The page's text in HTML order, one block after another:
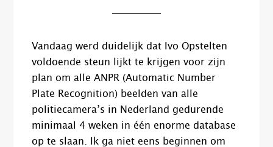
Vandaag werd duidelijk dat Ivo Opstelten
voldoende steun lijkt te krijgen voor zijn
plan om alle ANPR (Automatic Number
Plate Recognition) beelden van alle
politiecamera’s in Nederland gedurende
minimaal 4 weken in één enorme database
op te slaan. Ik ga niet eens beginnen om